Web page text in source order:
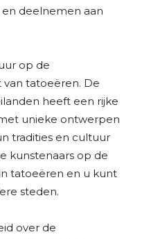
deelnemen aan
op de
van tatoeëren. De
heeft een rijke
unieke ontwerpen
tradities en cultuur
kunstenaars op de
tatoeëren en u kunt
steden.
over de